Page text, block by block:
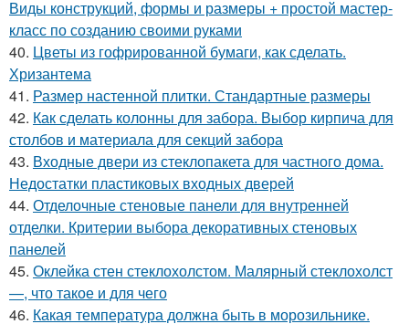
Виды конструкций, формы и размеры + простой мастер-
класс по созданию своими руками
40. Цветы из гофрированной бумаги, как сделать.
Хризантема
41. Размер настенной плитки. Стандартные размеры
42. Как сделать колонны для забора. Выбор кирпича для
столбов и материала для секций забора
43. Входные двери из стеклопакета для частного дома.
Недостатки пластиковых входных дверей
44. Отделочные стеновые панели для внутренней
отделки. Критерии выбора декоративных стеновых
панелей
45. Оклейка стен стеклохолстом. Малярный стеклохолст
—, что такое и для чего
46. Какая температура должна быть в морозильнике.